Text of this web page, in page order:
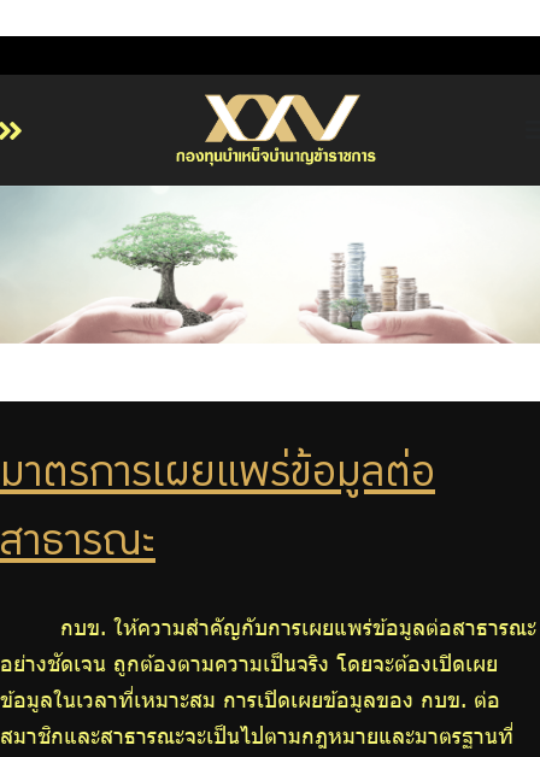
เกี่ยวกับ กบข.
ข่าวสารและกิจกรรม
บริการเจ้าหน้าที่ส่วนราชการ
ติดต่อเรา
มาตรการเผยแพร่ข้อมูลต่อ
สาธารณะ
กบข. ให้ความสำคัญกับการเผยแพร่ข้อมูลต่อสาธารณะ
อย่างชัดเจน ถูกต้องตามความเป็นจริง โดยจะต้องเปิดเผย
ข้อมูลในเวลาที่เหมาะสม การเปิดเผยข้อมูลของ กบข. ต่อ
สมาชิกและสาธารณะจะเป็นไปตามกฎหมายและมาตรฐานที่